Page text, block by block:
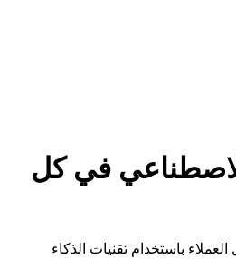
في كل
باستخدام تقنيات الذكاء